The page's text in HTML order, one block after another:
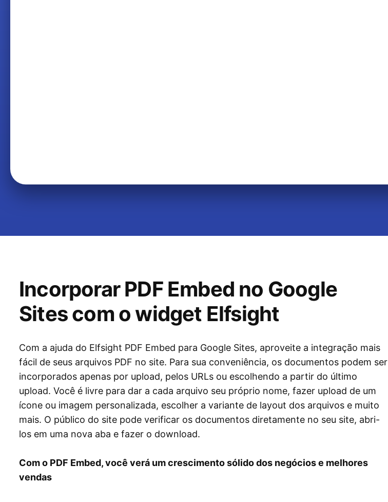
Incorporar PDF Embed no Google
Sites com o widget Elfsight
Com a ajuda do Elfsight PDF Embed para Google Sites, aproveite a integração mais
fácil de seus arquivos PDF no site. Para sua conveniência, os documentos podem ser
incorporados apenas por upload, pelos URLs ou escolhendo a partir do último
upload. Você é livre para dar a cada arquivo seu próprio nome, fazer upload de um
ícone ou imagem personalizada, escolher a variante de layout dos arquivos e muito
mais. O público do site pode verificar os documentos diretamente no seu site, abri-
los em uma nova aba e fazer o download.
Com o PDF Embed, você verá um crescimento sólido dos negócios e melhores
vendas